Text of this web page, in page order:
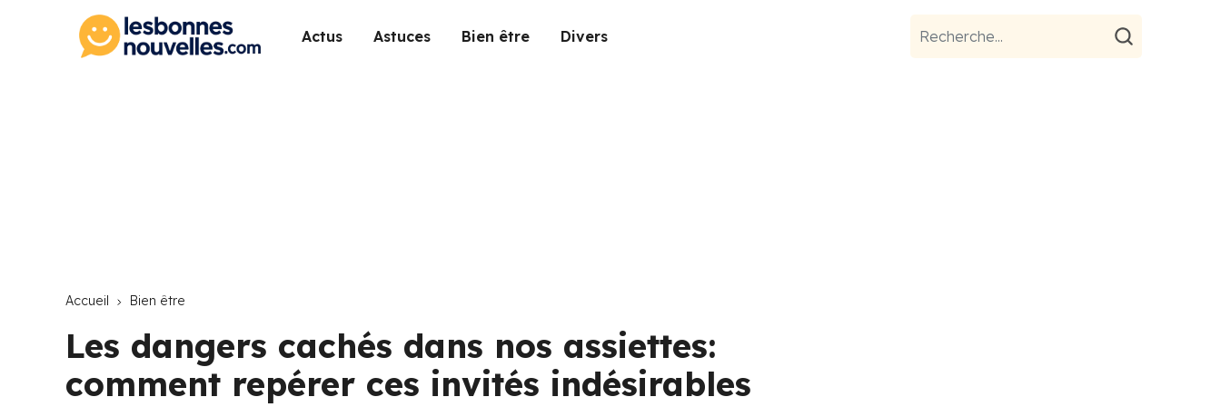
Actus Astuces Bien être Divers
Accueil Bien être
Les dangers cachés dans nos assiettes:
comment repérer ces invités indésirables